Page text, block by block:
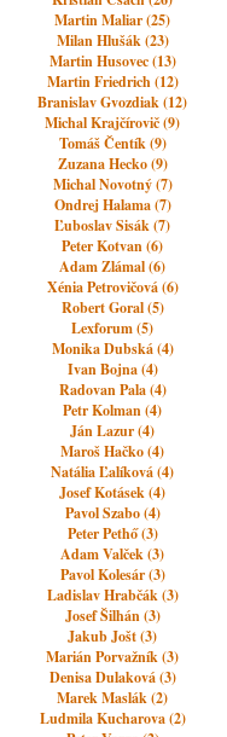
Martin Maliar (25)
Milan Hlušák (23)
Martin Husovec (13)
Martin Friedrich (12)
Branislav Gvozdiak (12)
Michal Krajčírovič (9)
Tomáš Čentík (9)
Zuzana Hecko (9)
Michal Novotný (7)
Ondrej Halama (7)
Ľuboslav Sisák (7)
Peter Kotvan (6)
Adam Zlámal (6)
Xénia Petrovičová (6)
Robert Goral (5)
Lexforum (5)
Monika Dubská (4)
Ivan Bojna (4)
Radovan Pala (4)
Petr Kolman (4)
Ján Lazur (4)
Maroš Hačko (4)
Natália Ľalíková (4)
Josef Kotásek (4)
Pavol Szabo (4)
Peter Pethő (3)
Adam Valček (3)
Pavol Kolesár (3)
Ladislav Hrabčák (3)
Josef Šilhán (3)
Jakub Jošt (3)
Marián Porvažník (3)
Denisa Dulaková (3)
Marek Maslák (2)
Ludmila Kucharova (2)